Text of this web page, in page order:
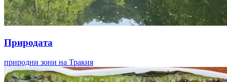
Природата
природни зони на Тракия